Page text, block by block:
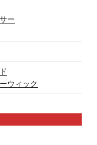
ー
ウィック